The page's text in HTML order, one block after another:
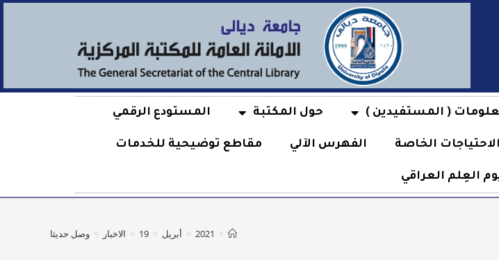
( المستفيدين ) حول المكتبة المستودع الرقمي
الخاصة الفهرس الآلي مقاطع توضيحية للخدمات
العِلم العراقي
>
2021
> أبريل >
19
> الاخبار > وصل حديثا